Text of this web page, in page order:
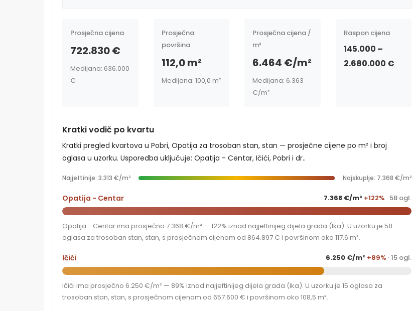
Prosječna cijena
722.830 €
Medijana: 636.000
€
Prosječna
površina
112,0 m²
Medijana: 100,0 m²
Prosječna cijena /
m²
6.464 €/m²
Medijana: 6.363
€/m²
Raspon cijena
145.000 –
2.680.000 €
Kratki vodič po kvartu
Kratki pregled kvartova u Pobri, Opatija za trosoban stan, stan — prosječne cijene po m² i broj
oglasa u uzorku. Usporedba uključuje: Opatija - Centar, Ičići, Pobri i dr..
Najjeftinije: 3.313 €/m² Najskuplje: 7.368 €/m²
Opatija - Centar 7.368 €/m² +122% · 58 ogl.
Opatija - Centar ima prosječno 7.368 €/m² — 122% iznad najjeftinijeg dijela grada (Ika). U uzorku je 58
oglasa za trosoban stan, stan, s prosječnom cijenom od 864.897 € i površinom oko 117,6 m².
Ičići 6.250 €/m² +89% · 15 ogl.
Ičići ima prosječno 6.250 €/m² — 89% iznad najjeftinijeg dijela grada (Ika). U uzorku je 15 oglasa za
trosoban stan, stan, s prosječnom cijenom od 657.600 € i površinom oko 108,5 m².